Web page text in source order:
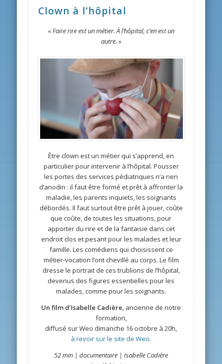
Clown à l’hôpital
« Faire rire est un métier. À l’hôpital, c’en est un
autre. »
Être clown est un métier qui s’apprend, en
particulier pour intervenir à l’hôpital. Pousser
les portes des services pédiatriques n’a rien
d’anodin : il faut être formé et prêt à affronter la
maladie, les parents inquiets, les soignants
débordés. Il faut surtout être prêt à jouer, coûte
que coûte, de toutes les situations, pour
apporter du rire et de la fantaisie dans cet
endroit clos et pesant pour les malades et leur
famille. Les comédiens qui choisissent ce
métier-vocation l’ont chevillé au corps. Le film
dresse le portrait de ces trublions de l’hôpital,
devenus des figures essentielles pour les
malades, comme pour les soignants.
Un film d’Isabelle Cadière, ancienne de notre
formation,
diffusé sur Weo dimanche 16 octobre à 20h,
à revoir sur le site de Weo.
52 min | documentaire | Isabelle Cadière